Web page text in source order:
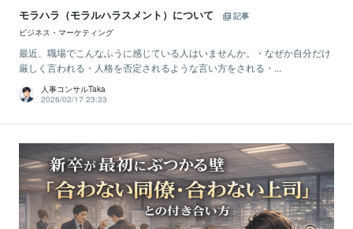
モラハラ（モラルハラスメント）について
記事
ビジネス・マーケティング
最近、職場でこんなふうに感じている人はいませんか。・なぜか自分だけ
厳しく言われる・人格を否定されるような言い方をされる・...
人事コンサルTaka
2026/02/17 23:33